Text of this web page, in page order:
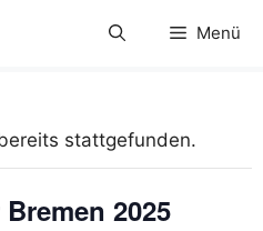
Menü
stattgefunden.
2025